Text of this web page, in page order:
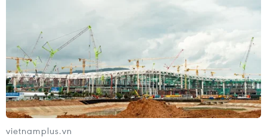
vietnamplus.vn